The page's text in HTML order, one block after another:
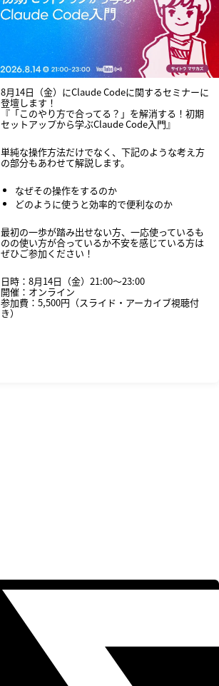
8月14日（金）にClaude Codeに関するセミナーに
登壇します！
『「このやり方で合ってる？」を解消する！初期
セットアップから学ぶClaude Code入門』
単純な操作方法だけでなく、下記のような考え方
の部分もあわせて解説します。
なぜその操作をするのか
どのように使うと効率的で便利なのか
最初の一歩が踏み出せない方、一応使っているも
のの使い方が合っているか不安を感じている方は
ぜひご参加ください！
日時：8月14日（金）21:00〜23:00
開催：オンライン
参加費：5,500円（スライド・アーカイブ視聴付
き）